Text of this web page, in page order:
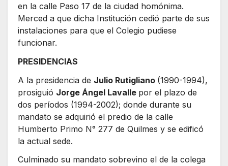
en la calle Paso 17 de la ciudad homónima.
Merced a que dicha Institución cedió parte de sus
instalaciones para que el Colegio pudiese
funcionar.
PRESIDENCIAS
A la presidencia de Julio Rutigliano (1990-1994),
prosiguió Jorge Ángel Lavalle por el plazo de
dos períodos (1994-2002); donde durante su
mandato se adquirió el predio de la calle
Humberto Primo N° 277 de Quilmes y se edificó
la actual sede.
Culminado su mandato sobrevino el de la colega